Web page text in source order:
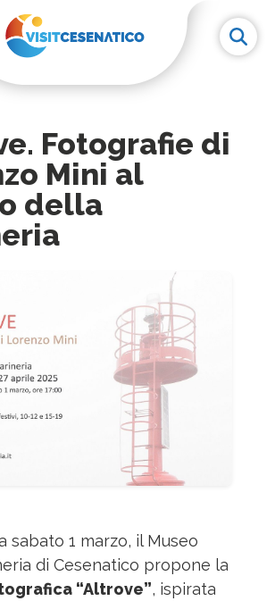
Fotografie di
Mini al
della
sabato 1 marzo, il Museo
di Cesenatico propone la
“Altrove”, ispirata